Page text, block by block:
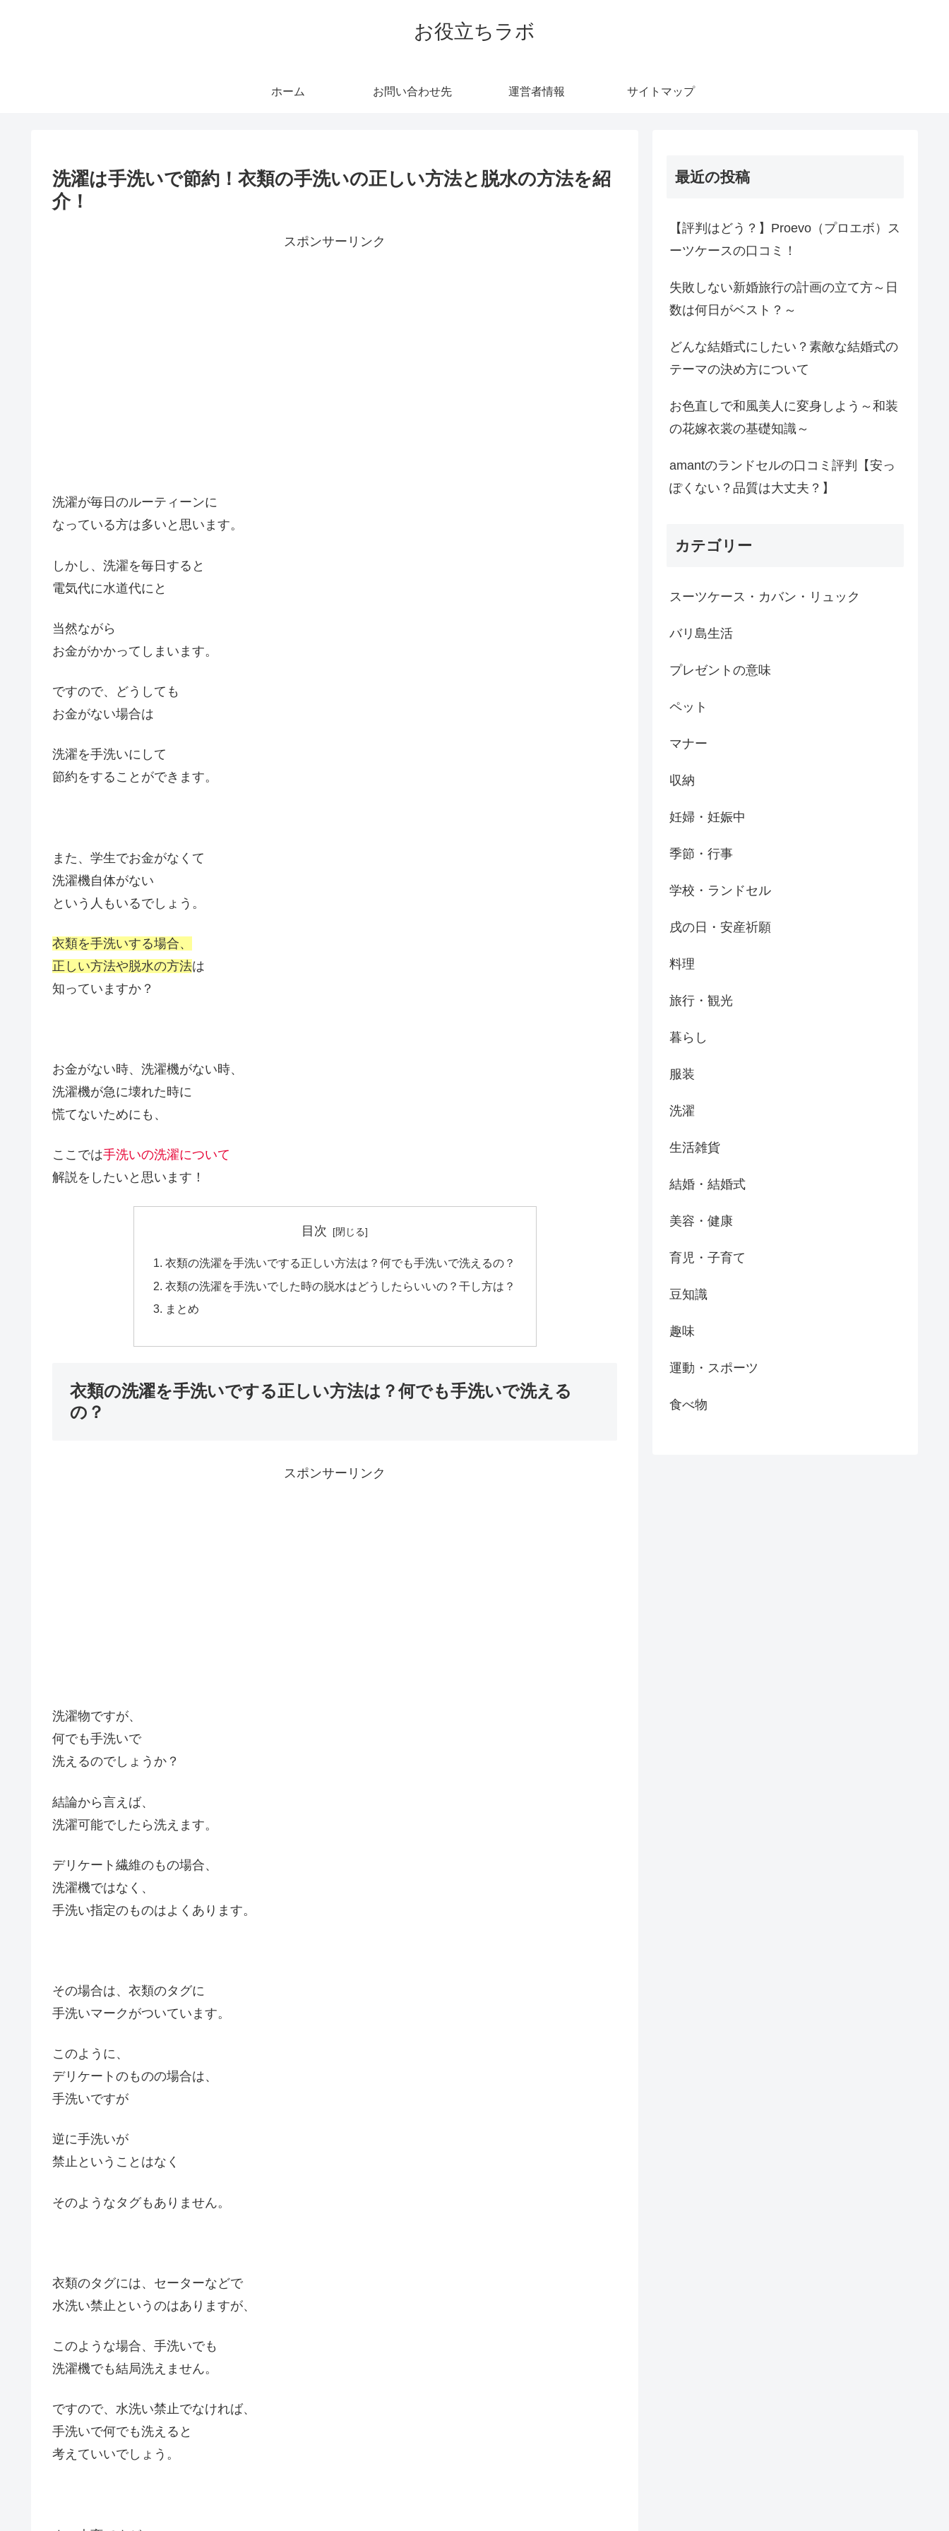
お役立ちラボ
ホーム お問い合わせ先 運営者情報 サイトマップ
洗濯は手洗いで節約！衣類の手洗いの正しい方法と脱水の方法を紹
介！
スポンサーリンク
洗濯が毎日のルーティーンに
なっている方は多いと思います。
しかし、洗濯を毎日すると
電気代に水道代にと
当然ながら
お金がかかってしまいます。
ですので、どうしても
お金がない場合は
洗濯を手洗いにして
節約をすることができます。
また、学生でお金がなくて
洗濯機自体がない
という人もいるでしょう。
衣類を手洗いする場合、
正しい方法や脱水の方法は
知っていますか？
お金がない時、洗濯機がない時、
洗濯機が急に壊れた時に
慌てないためにも、
ここでは手洗いの洗濯について
解説をしたいと思います！
目次
衣類の洗濯を手洗いでする正しい方法は？何でも手洗いで洗えるの？
衣類の洗濯を手洗いでした時の脱水はどうしたらいいの？干し方は？
まとめ
衣類の洗濯を手洗いでする正しい方法は？何でも手洗いで洗える
の？
スポンサーリンク
洗濯物ですが、
何でも手洗いで
洗えるのでしょうか？
結論から言えば、
洗濯可能でしたら洗えます。
デリケート繊維のもの場合、
洗濯機ではなく、
手洗い指定のものはよくあります。
その場合は、衣類のタグに
手洗いマークがついています。
このように、
デリケートのものの場合は、
手洗いですが
逆に手洗いが
禁止ということはなく
そのようなタグもありません。
衣類のタグには、セーターなどで
水洗い禁止というのはありますが、
このような場合、手洗いでも
洗濯機でも結局洗えません。
ですので、水洗い禁止でなければ、
手洗いで何でも洗えると
考えていいでしょう。
最近の投稿
【評判はどう？】Proevo（プロエボ）ス
ーツケースの口コミ！
失敗しない新婚旅行の計画の立て方～日
数は何日がベスト？～
どんな結婚式にしたい？素敵な結婚式の
テーマの決め方について
お色直しで和風美人に変身しよう～和装
の花嫁衣裳の基礎知識～
amantのランドセルの口コミ評判【安っ
ぽくない？品質は大丈夫？】
カテゴリー
スーツケース・カバン・リュック
バリ島生活
プレゼントの意味
ペット
マナー
収納
妊婦・妊娠中
季節・行事
学校・ランドセル
戌の日・安産祈願
料理
旅行・観光
暮らし
服装
洗濯
生活雑貨
結婚・結婚式
美容・健康
育児・子育て
豆知識
趣味
運動・スポーツ
食べ物